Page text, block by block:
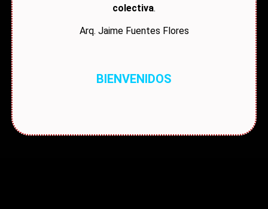
colectiva.
Arq. Jaime Fuentes Flores
BIENVENIDOS